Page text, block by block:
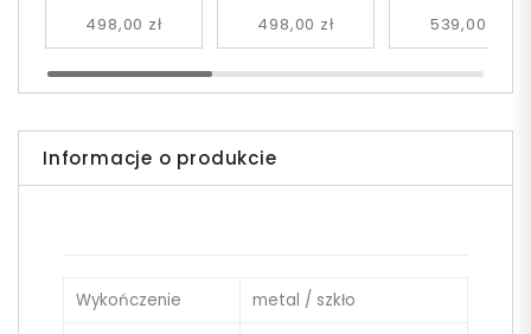
ALDEX
1119XS40_CK
539,00 zł
1119XXS40_P
498,00 zł
ALDEX
1119XXS40_BR
498,00 zł
Informacje o produkcie
Wykończenie metal / szkło